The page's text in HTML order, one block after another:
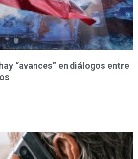
“avances” en diálogos entre